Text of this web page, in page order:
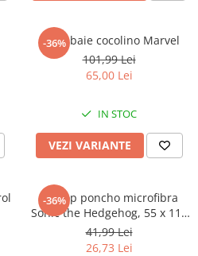
-36%
Halat baie cocolino Marvel
101,99 Lei
65,00 Lei
IN STOC
VEZI VARIANTE
-36%
Prosop poncho microfibra
Sonic the Hedgehog, 55 x 110
cm
41,99 Lei
26,73 Lei